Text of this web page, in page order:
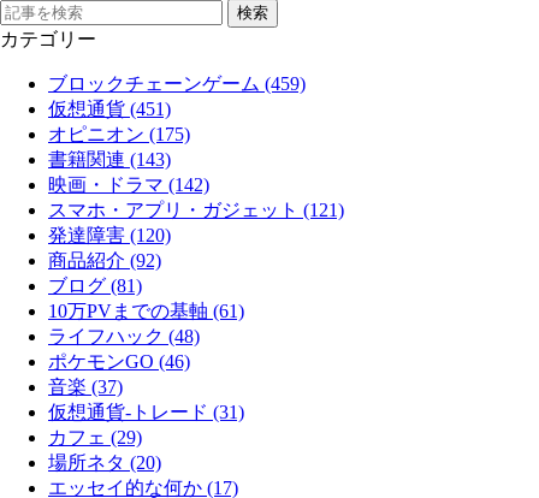
カテゴリー
ブロックチェーンゲーム (459)
仮想通貨 (451)
オピニオン (175)
書籍関連 (143)
映画・ドラマ (142)
スマホ・アプリ・ガジェット (121)
発達障害 (120)
商品紹介 (92)
ブログ (81)
10万PVまでの基軸 (61)
ライフハック (48)
ポケモンGO (46)
音楽 (37)
仮想通貨-トレード (31)
カフェ (29)
場所ネタ (20)
エッセイ的な何か (17)